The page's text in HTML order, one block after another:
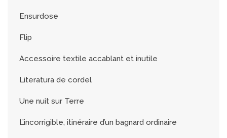
Ensurdose
Flip
Accessoire textile accablant et inutile
Literatura de cordel
Une nuit sur Terre
L’incorrigible, itinéraire d’un bagnard ordinaire